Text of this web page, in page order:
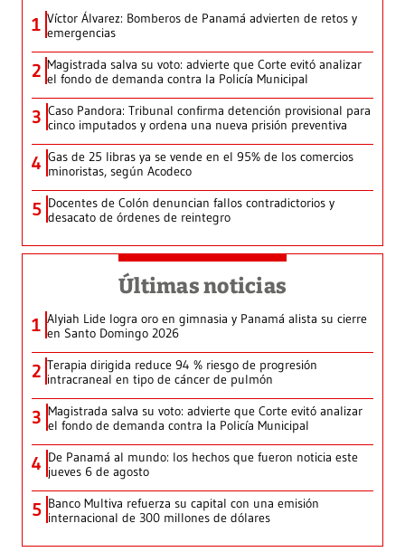
1 Víctor Álvarez: Bomberos de Panamá advierten de retos y
emergencias
2 Magistrada salva su voto: advierte que Corte evitó analizar
el fondo de demanda contra la Policía Municipal
3 Caso Pandora: Tribunal confirma detención provisional para
cinco imputados y ordena una nueva prisión preventiva
4 Gas de 25 libras ya se vende en el 95% de los comercios
minoristas, según Acodeco
5 Docentes de Colón denuncian fallos contradictorios y
desacato de órdenes de reintegro
Últimas noticias
1 Alyiah Lide logra oro en gimnasia y Panamá alista su cierre
en Santo Domingo 2026
2 Terapia dirigida reduce 94 % riesgo de progresión
intracraneal en tipo de cáncer de pulmón
3 Magistrada salva su voto: advierte que Corte evitó analizar
el fondo de demanda contra la Policía Municipal
4 De Panamá al mundo: los hechos que fueron noticia este
jueves 6 de agosto
5 Banco Multiva refuerza su capital con una emisión
internacional de 300 millones de dólares